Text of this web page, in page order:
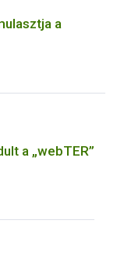
a
a „webTER”